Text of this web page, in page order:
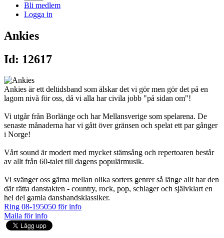
Bli medlem
Logga in
Ankies
Id: 12617
Ankies är ett deltidsband som älskar det vi gör men gör det på en
lagom nivå för oss, då vi alla har civila jobb "på sidan om"!
Vi utgår från Borlänge och har Mellansverige som spelarena. De
senaste månaderna har vi gått över gränsen och spelat ett par gånger
i Norge!
Vårt sound är modert med mycket stämsång och repertoaren består
av allt från 60-talet till dagens populärmusik.
Vi svänger oss gärna mellan olika sorters genrer så länge allt har den
där rätta danstakten - country, rock, pop, schlager och självklart en
hel del gamla dansbandsklassiker.
Ring 08-195050 för info
Maila för info